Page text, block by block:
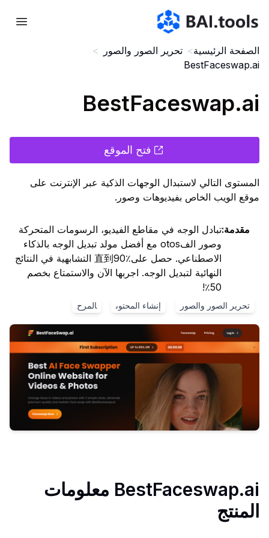
Bai.tools
الصفحة الرئيسية> تحرير الصور والصور
>
BestFaceswap.ai
BestFaceswap.ai
فتح الموقع
المستوى التالي لاستبدال الوجهات الذكية عبر الإنترنت على
موقع الويب الخاص بفيديوهات وصور.
مقدمة:تبادل الوجه في مقاطع الفيديو، الرسومات المتحركة
وصور الفotos مع أفضل مولد تبديل الوجه بالذكاء
الاصطناعي. حصل على直到90٪ التشابهية في النتائج
النهائية لتبديل الوجه. اجربها الآن والاستمتاع بخصم
50٪!
تحرير الصور والصور إنشاء المحتوى المرح
BestFaceswap.ai معلومات
المنتج